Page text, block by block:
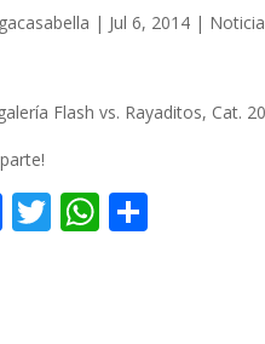
| Jul 6, 2014 |
Flash vs. Rayaditos, Cat.
F T W